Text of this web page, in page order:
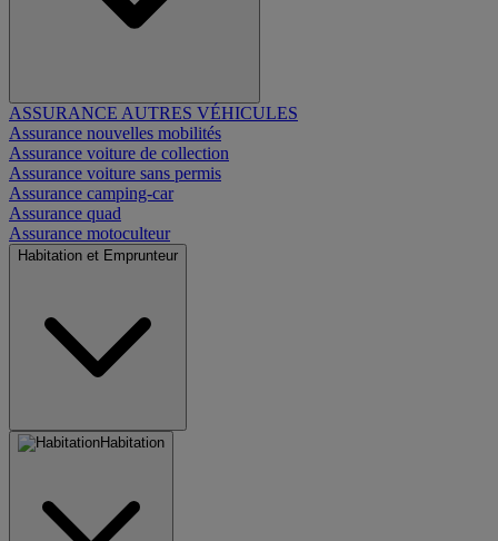
ASSURANCE AUTRES VÉHICULES
Assurance nouvelles mobilités
Assurance voiture de collection
Assurance voiture sans permis
Assurance camping-car
Assurance quad
Assurance motoculteur
Habitation et Emprunteur
Habitation